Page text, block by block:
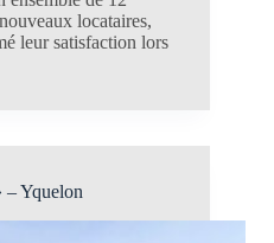
locataires,
leur satisfaction lors
Yquelon